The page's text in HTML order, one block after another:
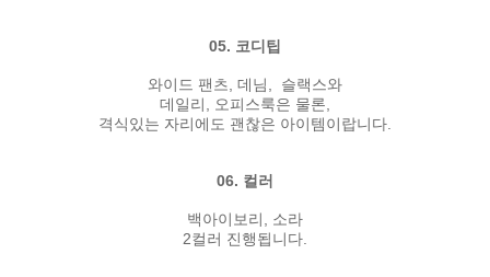
05. 코디팁
와이드 팬츠, 데님, 슬랙스와
데일리, 오피스룩은 물론,
격식있는 자리에도 괜찮은 아이템이랍니다.
06. 컬러
백아이보리, 소라
2컬러 진행됩니다.